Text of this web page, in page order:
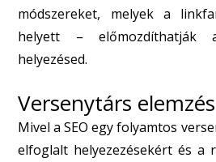
módszereket, melyek a
helyett – előmozdíthatják
helyezésed.
Versenytárs elemzés
Mivel a SEO egy folyamtos
elfoglalt helyezezésekért és a